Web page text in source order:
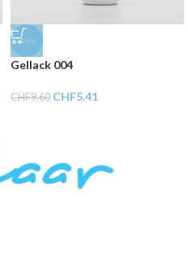
-44%
Gellack 004
CHF9.60 CHF5.41